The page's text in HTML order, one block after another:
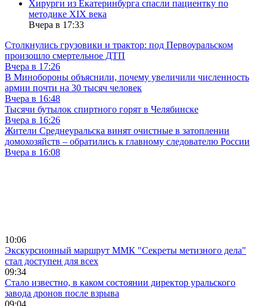
Хирурги из Екатеринбурга спасли пациентку по
методике XIX века
Вчера в 17:33
Столкнулись грузовики и трактор: под Первоуральском
произошло смертельное ДТП
Вчера в 17:26
В Минобороны объяснили, почему увеличили численность
армии почти на 30 тысяч человек
Вчера в 16:48
Тысячи бутылок спиртного горят в Челябинске
Вчера в 16:26
Жители Среднеуральска винят очистные в затоплении
домохозяйств – обратились к главному следователю России
Вчера в 16:08
10:06
Экскурсионный маршрут ММК "Секреты метизного дела"
стал доступен для всех
09:34
Стало известно, в каком состоянии директор уральского
завода дронов после взрыва
09:04